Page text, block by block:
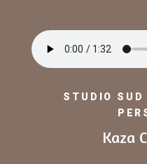
STUDIO
Kaza